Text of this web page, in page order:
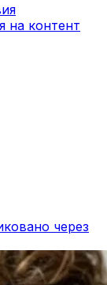
на контент
через